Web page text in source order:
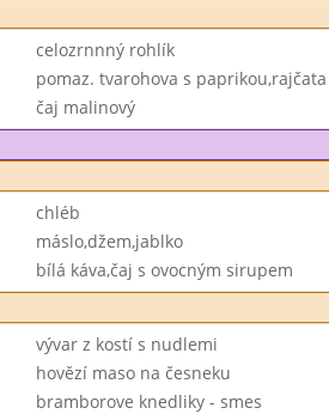
celozrnnný rohlík
pomaz. tvarohova s paprikou,rajčata
čaj malinový
chléb
máslo,džem,jablko
bílá káva,čaj s ovocným sirupem
vývar z kostí s nudlemi
hovězí maso na česneku
bramborove knedliky - smes